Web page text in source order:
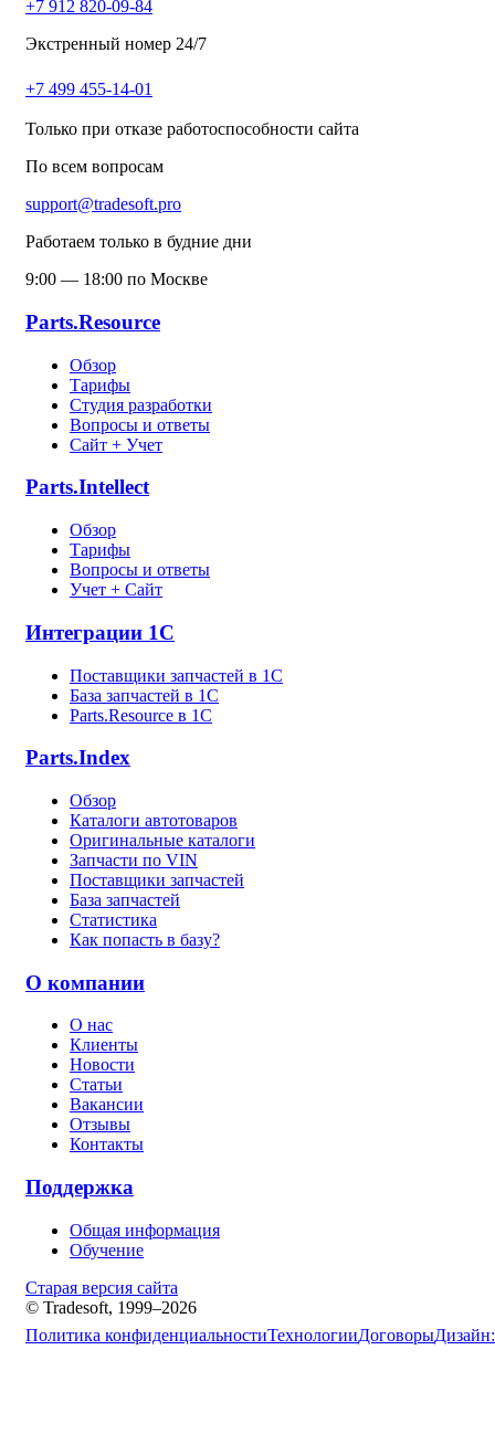
+7 912 820-09-84
Экстренный номер 24/7
+7 499 455-14-01
Только при отказе работоспособности сайта
По всем вопросам
support@tradesoft.pro
Работаем только в будние дни
9:00 — 18:00 по Москве
Parts.Resource
Обзор
Тарифы
Студия разработки
Вопросы и ответы
Сайт + Учет
Parts.Intellect
Обзор
Тарифы
Вопросы и ответы
Учет + Сайт
Интеграции 1С
Поставщики запчастей в 1C
База запчастей в 1С
Parts.Resource в 1C
Parts.Index
Обзор
Каталоги автотоваров
Оригинальные каталоги
Запчасти по VIN
Поставщики запчастей
База запчастей
Статистика
Как попасть в базу?
О компании
О нас
Клиенты
Новости
Статьи
Вакансии
Отзывы
Контакты
Поддержка
Общая информация
Обучение
Старая версия сайта
© Tradesoft, 1999–2026
Политика конфиденциальностиТехнологииДоговорыДизайн: